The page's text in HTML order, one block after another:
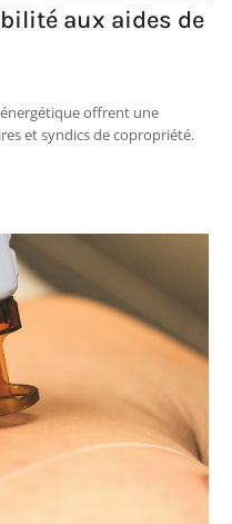
aux aides de
offrent une
et syndics de copropriété.